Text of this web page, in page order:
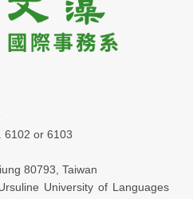
6102 or 6103
80793, Taiwan
University of Languages